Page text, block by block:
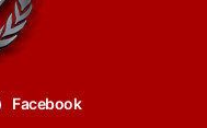
Facebook